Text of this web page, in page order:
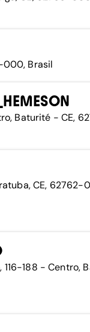
000, Brasil
Baturité - CE,
CE, 62762-
116-188 - Centro,